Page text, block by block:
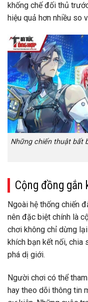
khống chế đối thủ
hiệu quả hơn nhiều so
Những chiến thuật bất
Cộng đồng gắn
Ngoài hệ thống chiến
nên đặc biệt chính là
chơi không chỉ dừng
khích bạn kết nối, chia
phá dị giới.
Người chơi có thể
hay theo dõi thông tin